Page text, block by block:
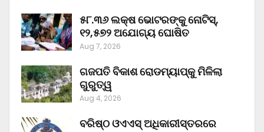
୫୮.୩୬ ଲକ୍ଷ ଭୋଟରଙ୍କୁ ନୋଟିସ୍‌,
୧୨,୫୭୨ ଅଯୋଗ୍ୟ ଘୋଷିତ
Aug 7, 2026
ଗଜପତି ବିକାଶ ରୋଡମ୍ୟାପ୍‌କୁ ମିଳିଲା
ଗୁରୁତ୍ୱ
Aug 4, 2026
ବରିଷ୍ଠ ଓଏଏସ୍‌ ଅଧିକାରୀସ୍ତରରେ